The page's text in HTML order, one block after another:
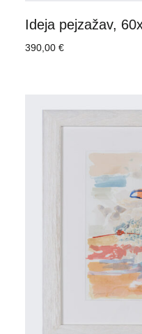
Ideja pejzažav,
390,00 €